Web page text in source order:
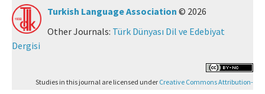
Turkish Language Association © 2026
Other Journals: Türk Dünyası Dil ve Edebiyat
Dergisi
Studies in this journal are licensed under Creative Commons Attribution-